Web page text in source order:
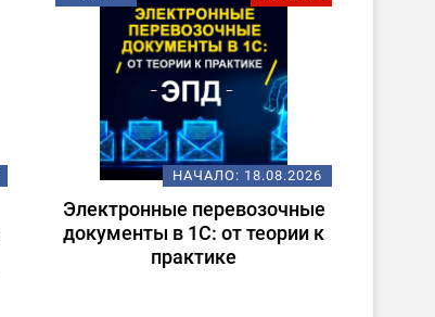
НАЧАЛО: 18.08.2026
Электронные перевозочные
документы в 1С: от теории к
практике